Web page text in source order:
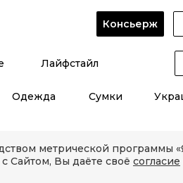
Консьерж
Лайфстайл
Одежда Сумки
метрической программы
Сайтом, Вы даёте своё согласие